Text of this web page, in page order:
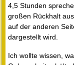
4,5 Stunden
großen Rückhalt
auf der anderen
dargestellt wird.
Ich wollte wissen,